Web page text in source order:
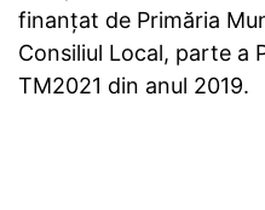
finanţat de Primăria
Consiliul Local, parte a
TM2021 din anul 2019.